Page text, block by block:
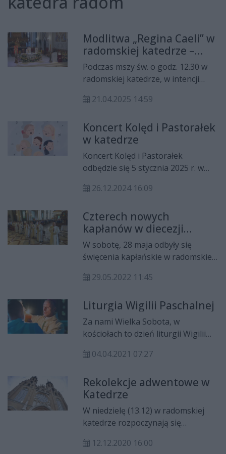
Modlitwa „Regina Caeli” w
radomskiej katedrze –
hołd dla zmarłego papieża
Franciszka [wideo]
Podczas mszy św. o godz. 12.30 w
radomskiej katedrze, w intencji
Franciszka, zabrzmiały słowa
Caeli” – modlitwy, którą Kościół
odmawia w okresie wielkanocnym
na cześć Zmartwychwstałego
Chrystusa i Jego Matki.
21.04.2025 14:59
Koncert Kolęd i Pastorałek
w katedrze
Koncert Kolęd i Pastorałek
odbędzie się 5 stycznia 2025 r. w
W świąteczny nastrój wprawi nas
26.12.2024 16:09
Czterech nowych
kapłanów w diecezji
radomskiej
W sobotę, 28 maja odbyły się
święcenia kapłańskie w radomskiej
Solarczyka, otrzymało je czterech
29.05.2022 11:45
Liturgia Wigilii Paschalnej
Za nami Wielka Sobota, w
kościołach to dzień liturgii Wigilii
liturgii przewodniczył bp. Marek
04.04.2021 07:27
Rekolekcje adwentowe w
Katedrze
W niedzielę (13.12) w radomskiej
katedrze rozpoczynają się
będzie głosił ks. Zbigniew
12.12.2020 16:00